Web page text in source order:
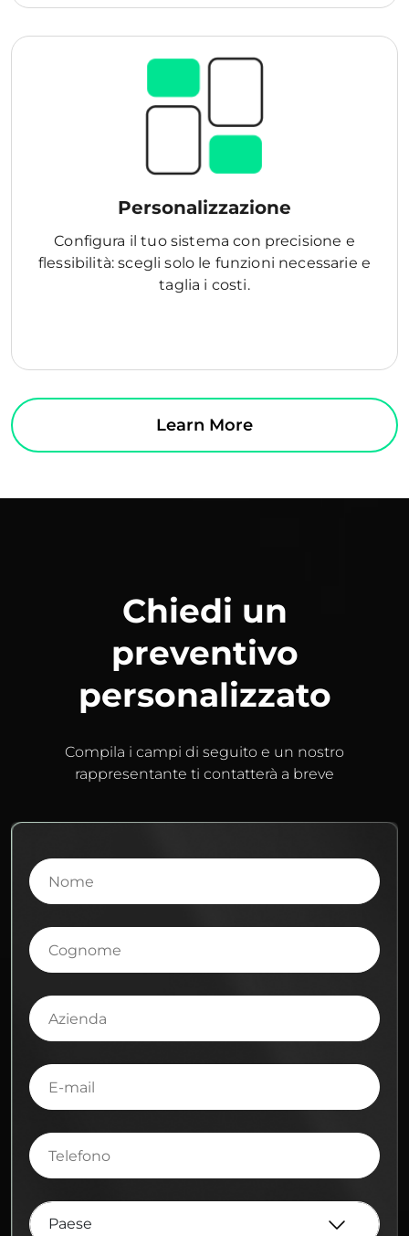
Personalizzazione
Configura il tuo sistema con precisione e
flessibilità: scegli solo le funzioni necessarie e
taglia i costi.
Learn More
Chiedi un
preventivo
personalizzato
Compila i campi di seguito e un nostro
rappresentante ti contatterà a breve
Nome
Cognome
Azienda
E-
mail
Telefono